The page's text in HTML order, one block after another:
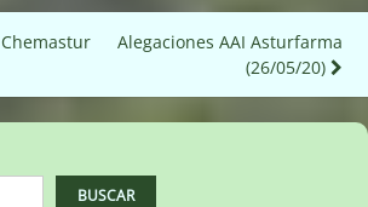
Alegaciones AAI Asturfarma
(26/05/20)
BUSCAR